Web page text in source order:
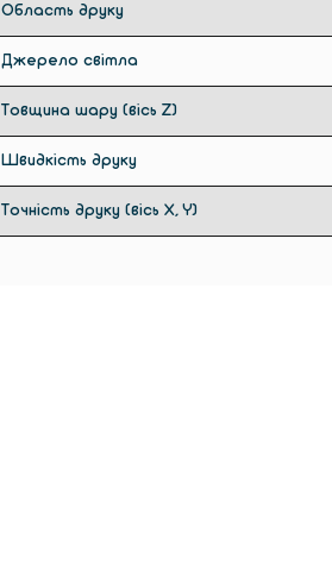
Область друку
Джерело світла
Товщина шару (вісь Z)
Швидкість друку
Точність друку (вісь X, Y)